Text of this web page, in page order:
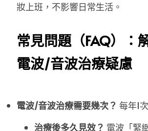
妝上班，不影響日常生活。
常見問題（FAQ）：
電波/音波治療疑慮
電波/音波治療需要幾次？ 每年1
治療後多久見效？ 電波「緊